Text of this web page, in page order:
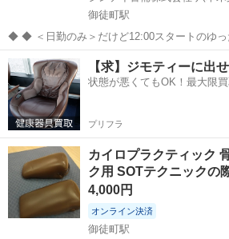
御徒町駅
◆ ◆ ＜日勤のみ＞だけど12:00スタートのゆったりシフトもあり！ 4
パターンのシフトがあるから ライフスタイル
門ヒルズ駅直結だから 雨でも濡れずに通勤できますよ！
ートでも大歓迎...
東京 台東区 御徒町駅
【求】ジモティーに出
状態が悪くてもOK！最大限
プリフラ
カイロプラクティック
ク用 SOTテクニック
4,000円
オンライン決済
御徒町駅